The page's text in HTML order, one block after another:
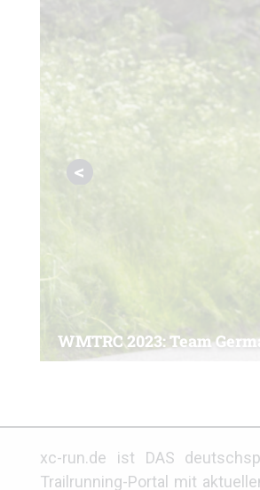
xc-run.de ist DAS
Trailrunning-Portal mit